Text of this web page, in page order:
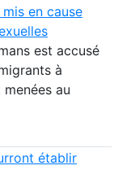
en cause
est accusé
à
au
établir